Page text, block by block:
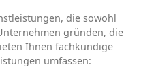
die sowohl
gründen, die
Ihnen fachkundige
umfassen: